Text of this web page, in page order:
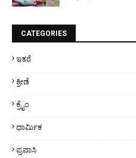
CATEGORIES
ಇತರೆ
ಕ್ರೀಡೆ
ಕ್ರೈಂ
ಧಾರ್ಮಿಕ
ಪ್ರವಾಸಿ